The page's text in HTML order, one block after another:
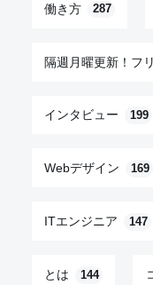
働き方 287
隔週月曜更新！フ
インタビュー 199
Webデザイン 169
ITエンジニア 147
とは 144